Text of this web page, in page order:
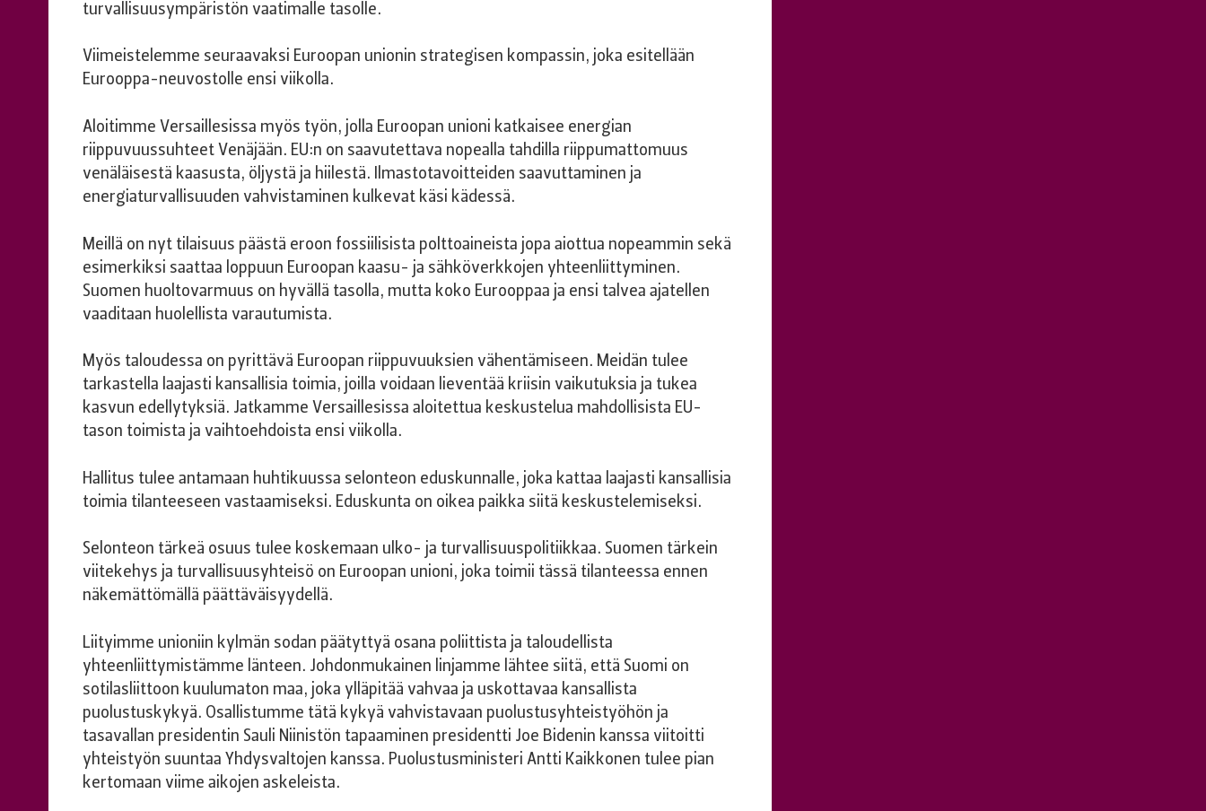
turvallisuusympäristön vaatimalle tasolle.
Viimeistelemme seuraavaksi Euroopan unionin strategisen kompassin, joka esitellään
Eurooppa-neuvostolle ensi viikolla.
Aloitimme Versaillesissa myös työn, jolla Euroopan unioni katkaisee energian
riippuvuussuhteet Venäjään. EU:n on saavutettava nopealla tahdilla riippumattomuus
venäläisestä kaasusta, öljystä ja hiilestä. Ilmastotavoitteiden saavuttaminen ja
energiaturvallisuuden vahvistaminen kulkevat käsi kädessä.
Meillä on nyt tilaisuus päästä eroon fossiilisista polttoaineista jopa aiottua nopeammin sekä
esimerkiksi saattaa loppuun Euroopan kaasu- ja sähköverkkojen yhteenliittyminen.
Suomen huoltovarmuus on hyvällä tasolla, mutta koko Eurooppaa ja ensi talvea ajatellen
vaaditaan huolellista varautumista.
Myös taloudessa on pyrittävä Euroopan riippuvuuksien vähentämiseen. Meidän tulee
tarkastella laajasti kansallisia toimia, joilla voidaan lieventää kriisin vaikutuksia ja tukea
kasvun edellytyksiä. Jatkamme Versaillesissa aloitettua keskustelua mahdollisista EU-
tason toimista ja vaihtoehdoista ensi viikolla.
Hallitus tulee antamaan huhtikuussa selonteon eduskunnalle, joka kattaa laajasti kansallisia
toimia tilanteeseen vastaamiseksi. Eduskunta on oikea paikka siitä keskustelemiseksi.
Selonteon tärkeä osuus tulee koskemaan ulko- ja turvallisuuspolitiikkaa. Suomen tärkein
viitekehys ja turvallisuusyhteisö on Euroopan unioni, joka toimii tässä tilanteessa ennen
näkemättömällä päättäväisyydellä.
Liityimme unioniin kylmän sodan päätyttyä osana poliittista ja taloudellista
yhteenliittymistämme länteen. Johdonmukainen linjamme lähtee siitä, että Suomi on
sotilasliittoon kuulumaton maa, joka ylläpitää vahvaa ja uskottavaa kansallista
puolustuskykyä. Osallistumme tätä kykyä vahvistavaan puolustusyhteistyöhön ja
tasavallan presidentin Sauli Niinistön tapaaminen presidentti Joe Bidenin kanssa viitoitti
yhteistyön suuntaa Yhdysvaltojen kanssa. Puolustusministeri Antti Kaikkonen tulee pian
kertomaan viime aikojen askeleista.